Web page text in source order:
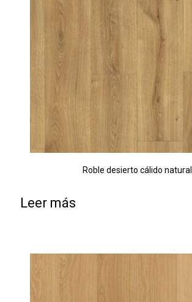
Roble desierto cálido natural
Leer más